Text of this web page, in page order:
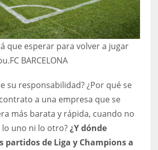
que esperar para volver a jugar
FC BARCELONA
su responsabilidad? ¿Por qué se
a una empresa que se
más barata y rápida, cuando no
uno ni lo otro?¿Y dónde
partidos de Liga y Champions a